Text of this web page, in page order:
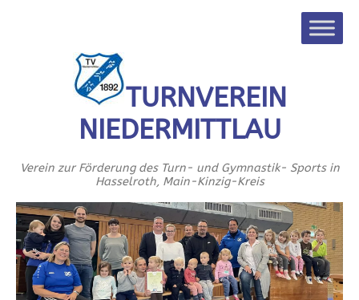
TURNVEREIN
NIEDERMITTLAU
Verein zur Förderung des Turn- und Gymnastik- Sports in
Hasselroth, Main-Kinzig-Kreis